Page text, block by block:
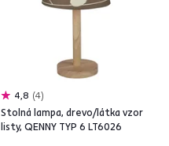
4,8 4
Stolná lampa, drevo/látka vzor
listy, QENNY TYP 6 LT6026